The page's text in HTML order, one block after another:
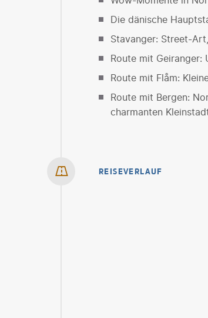
Die dänische
Stavanger: Street-
Route mit Geiranger:
Route mit Flåm:
Route mit Bergen:
charmanten
REISEVERLAUF